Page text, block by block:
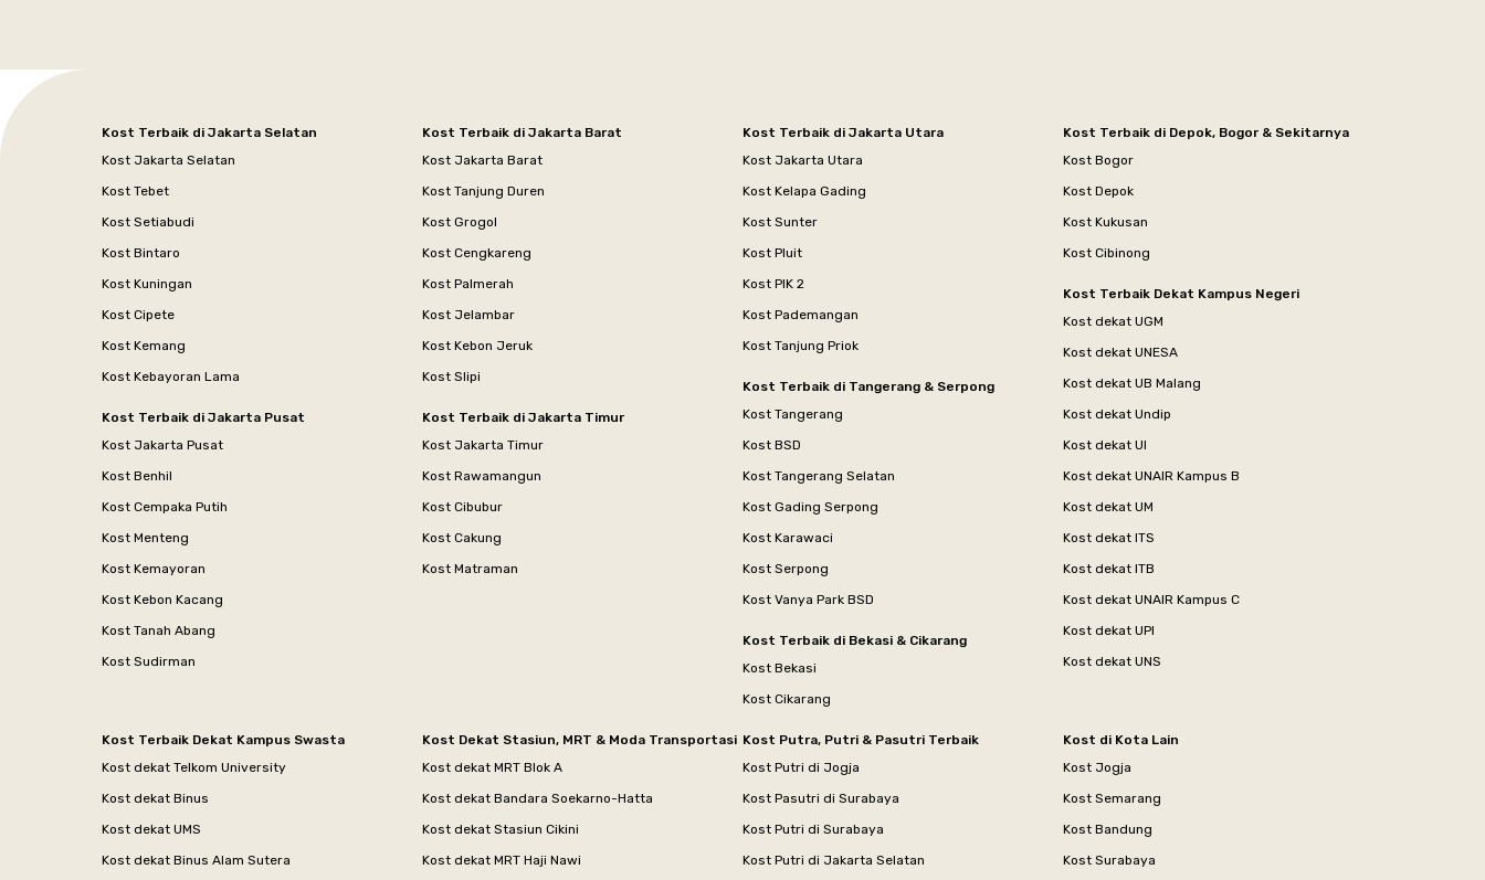
Kost Terbaik di Jakarta Selatan
Kost Jakarta Selatan
Kost Tebet
Kost Setiabudi
Kost Bintaro
Kost Kuningan
Kost Cipete
Kost Kemang
Kost Kebayoran Lama
Kost Terbaik di Jakarta Pusat
Kost Jakarta Pusat
Kost Benhil
Kost Cempaka Putih
Kost Menteng
Kost Kemayoran
Kost Kebon Kacang
Kost Tanah Abang
Kost Sudirman
Kost Terbaik di Jakarta Barat
Kost Jakarta Barat
Kost Tanjung Duren
Kost Grogol
Kost Cengkareng
Kost Palmerah
Kost Jelambar
Kost Kebon Jeruk
Kost Slipi
Kost Terbaik di Jakarta Timur
Kost Jakarta Timur
Kost Rawamangun
Kost Cibubur
Kost Cakung
Kost Matraman
Kost Terbaik di Jakarta Utara
Kost Jakarta Utara
Kost Kelapa Gading
Kost Sunter
Kost Pluit
Kost PIK 2
Kost Pademangan
Kost Tanjung Priok
Kost Terbaik di Tangerang & Serpong
Kost Tangerang
Kost BSD
Kost Tangerang Selatan
Kost Gading Serpong
Kost Karawaci
Kost Serpong
Kost Vanya Park BSD
Kost Terbaik di Bekasi & Cikarang
Kost Bekasi
Kost Cikarang
Kost Terbaik di Depok, Bogor & Sekitarnya
Kost Bogor
Kost Depok
Kost Kukusan
Kost Cibinong
Kost Terbaik Dekat Kampus Negeri
Kost dekat UGM
Kost dekat UNESA
Kost dekat UB Malang
Kost dekat Undip
Kost dekat UI
Kost dekat UNAIR Kampus B
Kost dekat UM
Kost dekat ITS
Kost dekat ITB
Kost dekat UNAIR Kampus C
Kost dekat UPI
Kost dekat UNS
Kost Terbaik Dekat Kampus Swasta
Kost dekat Telkom University
Kost dekat Binus
Kost dekat UMS
Kost dekat Binus Alam Sutera
Kost Dekat Stasiun, MRT & Moda Transportasi
Kost dekat MRT Blok A
Kost dekat Bandara Soekarno-Hatta
Kost dekat Stasiun Cikini
Kost dekat MRT Haji Nawi
Kost Putra, Putri & Pasutri Terbaik
Kost Putri di Jogja
Kost Pasutri di Surabaya
Kost Putri di Surabaya
Kost Putri di Jakarta Selatan
Kost di Kota Lain
Kost Jogja
Kost Semarang
Kost Bandung
Kost Surabaya